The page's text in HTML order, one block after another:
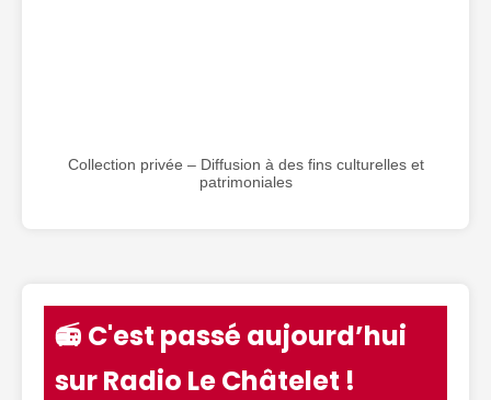
Collection privée – Diffusion à des fins culturelles et
patrimoniales
📻 C'est passé aujourd’hui
sur Radio Le Châtelet !